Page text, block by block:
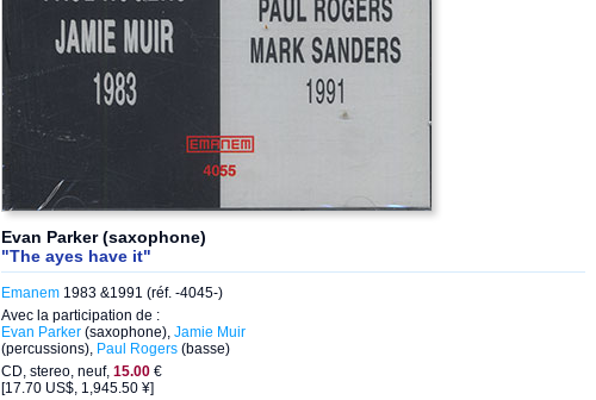
Evan Parker (saxophone)
"The ayes have it"
Emanem 1983 &1991 (réf. -4045-)
Avec la participation de :
Evan Parker (saxophone), Jamie Muir
(percussions), Paul Rogers (basse)
CD, stereo, neuf, 15.00 €
[17.70 US$, 1,945.50 ¥]